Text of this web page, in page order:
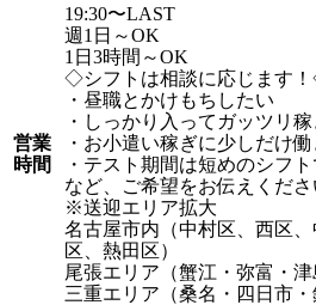
営業
時間
19:30〜LAST
週1日～OK
1日3時間～OK
◇シフトは相談に応じます
・昼職とかけもちしたい
・しっかり入ってガッツリ
・お小遣い稼ぎに少しだけ
・テスト期間は短めのシフ
など、ご希望をお伝えくだ
※送迎エリア拡大
名古屋市内（中村区、西区
区、熱田区）
尾張エリア（蟹江・弥富・津
三重エリア（桑名・四日市・